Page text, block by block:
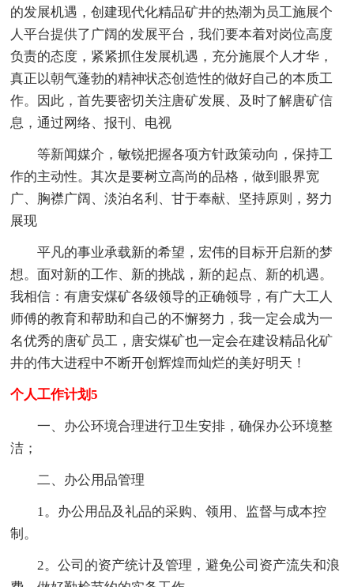
的发展机遇，创建现代化精品矿井的热潮为员工施展个
人平台提供了广阔的发展平台，我们要本着对岗位高度
负责的态度，紧紧抓住发展机遇，充分施展个人才华，
真正以朝气蓬勃的精神状态创造性的做好自己的本质工
作。因此，首先要密切关注唐矿发展、及时了解唐矿信
息，通过网络、报刊、电视
等新闻媒介，敏锐把握各项方针政策动向，保持工
作的主动性。其次是要树立高尚的品格，做到眼界宽
广、胸襟广阔、淡泊名利、甘于奉献、坚持原则，努力
展现
平凡的事业承载新的希望，宏伟的目标开启新的梦
想。面对新的工作、新的挑战，新的起点、新的机遇。
我相信：有唐安煤矿各级领导的正确领导，有广大工人
师傅的教育和帮助和自己的不懈努力，我一定会成为一
名优秀的唐矿员工，唐安煤矿也一定会在建设精品化矿
井的伟大进程中不断开创辉煌而灿烂的美好明天！
个人工作计划5
一、办公环境合理进行卫生安排，确保办公环境整
洁；
二、办公用品管理
1。办公用品及礼品的采购、领用、监督与成本控
制。
2。公司的资产统计及管理，避免公司资产流失和浪